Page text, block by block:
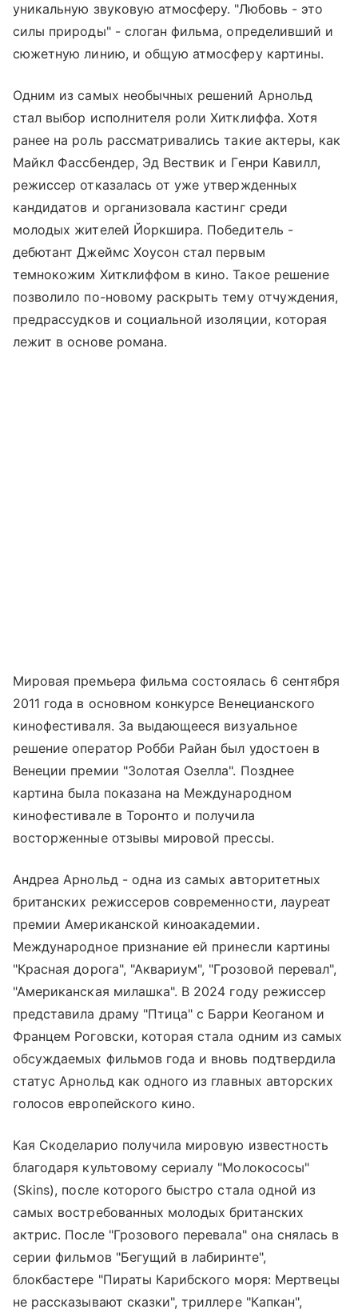
уникальную звуковую атмосферу. "Любовь - это
силы природы" - слоган фильма, определивший и
сюжетную линию, и общую атмосферу картины.
Одним из самых необычных решений Арнольд
стал выбор исполнителя роли Хитклиффа. Хотя
ранее на роль рассматривались такие актеры, как
Майкл Фассбендер, Эд Вествик и Генри Кавилл,
режиссер отказалась от уже утвержденных
кандидатов и организовала кастинг среди
молодых жителей Йоркшира. Победитель -
дебютант Джеймс Хоусон стал первым
темнокожим Хитклиффом в кино. Такое решение
позволило по-новому раскрыть тему отчуждения,
предрассудков и социальной изоляции, которая
лежит в основе романа.
Мировая премьера фильма состоялась 6 сентября
2011 года в основном конкурсе Венецианского
кинофестиваля. За выдающееся визуальное
решение оператор Робби Райан был удостоен в
Венеции премии "Золотая Озелла". Позднее
картина была показана на Международном
кинофестивале в Торонто и получила
восторженные отзывы мировой прессы.
Андреа Арнольд - одна из самых авторитетных
британских режиссеров современности, лауреат
премии Американской киноакадемии.
Международное признание ей принесли картины
"Красная дорога", "Аквариум", "Грозовой перевал",
"Американская милашка". В 2024 году режиссер
представила драму "Птица" с Барри Кеоганом и
Францем Роговски, которая стала одним из самых
обсуждаемых фильмов года и вновь подтвердила
статус Арнольд как одного из главных авторских
голосов европейского кино.
Кая Скоделарио получила мировую известность
благодаря культовому сериалу "Молокососы"
(Skins), после которого быстро стала одной из
самых востребованных молодых британских
актрис. После "Грозового перевала" она снялась в
серии фильмов "Бегущий в лабиринте",
блокбастере "Пираты Карибского моря: Мертвецы
не рассказывают сказки", триллере "Капкан",